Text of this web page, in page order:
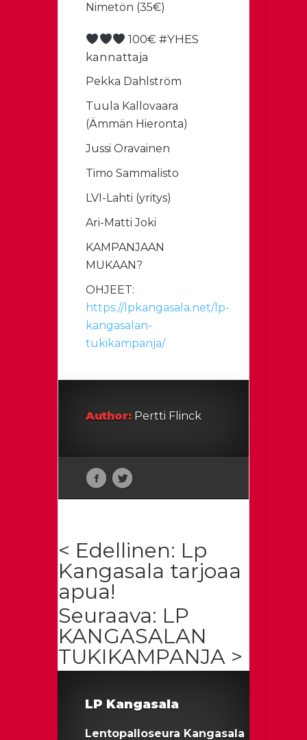
Nimetön (35€)
100€ #YHES
kannattaja
Pekka Dahlström
Tuula Kallovaara
(Ämmän Hieronta)
Jussi Oravainen
Timo Sammalisto
LVI-Lahti (yritys)
Ari-Matti Joki
KAMPANJAAN
MUKAAN?
OHJEET:
https://lpkangasala.net/lp-
kangasalan-
tukikampanja/
Author: Pertti Flinck
< Edellinen: Lp
Kangasala tarjoaa
apua!
Seuraava: LP
KANGASALAN
TUKIKAMPANJA >
LP Kangasala
Lentopalloseura Kangasala